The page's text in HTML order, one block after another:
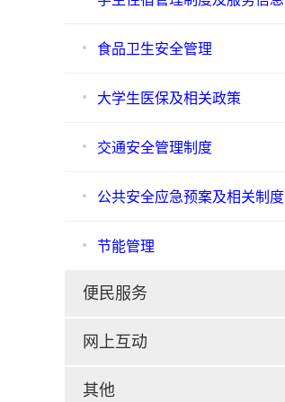
食品卫生安全管理
大学生医保及相关政策
交通安全管理制度
公共安全应急预案及相关制度
节能管理
便民服务
网上互动
其他